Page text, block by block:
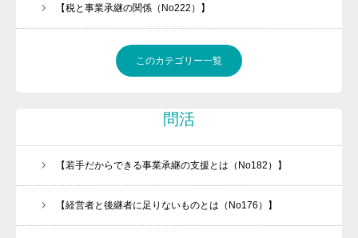
【税と事業承継の関係（No222）】
このカテゴリー一覧
問活
【若手だからできる事業承継の支援とは（No182）】
【経営者と後継者に足りないものとは（No176）】